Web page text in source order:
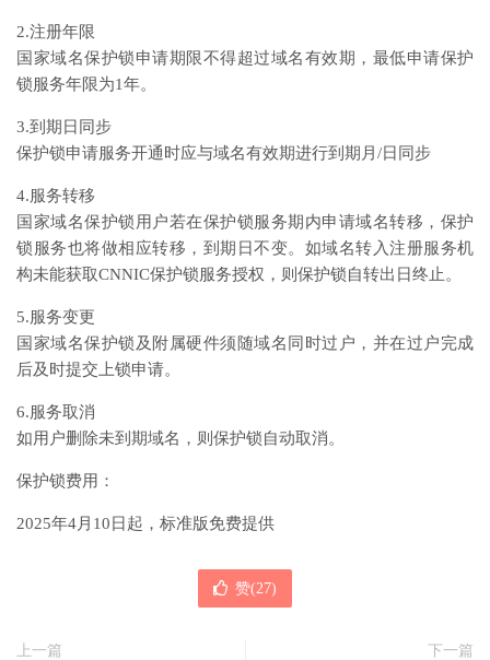
2.注册年限
国家域名保护锁申请期限不得超过域名有效期，最低申请保护
锁服务年限为1年。
3.到期日同步
保护锁申请服务开通时应与域名有效期进行到期月/日同步
4.服务转移
国家域名保护锁用户若在保护锁服务期内申请域名转移，保护
锁服务也将做相应转移，到期日不变。如域名转入注册服务机
构未能获取CNNIC保护锁服务授权，则保护锁自转出日终止。
5.服务变更
国家域名保护锁及附属硬件须随域名同时过户，并在过户完成
后及时提交上锁申请。
6.服务取消
如用户删除未到期域名，则保护锁自动取消。
保护锁费用：
2025年4月10日起，标准版免费提供
赞(27)
上一篇
下一篇